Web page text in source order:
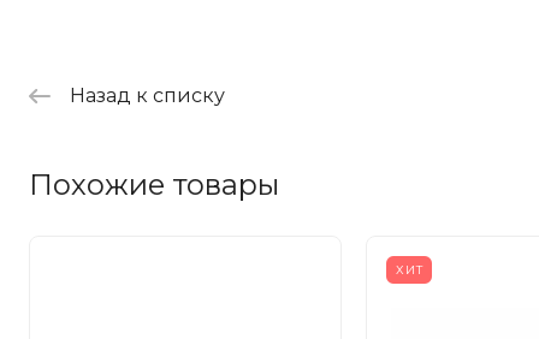
Назад к списку
Похожие товары
ХИТ